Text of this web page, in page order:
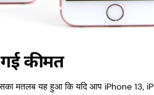
गई कीमत
मतलब यह हुआ कि यदि आप iPhone 13,